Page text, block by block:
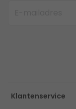
Klantenservice